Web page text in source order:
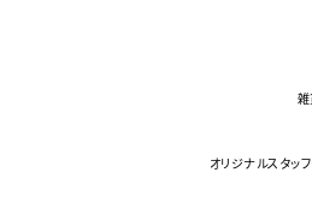
雑
オリジナルスタッ